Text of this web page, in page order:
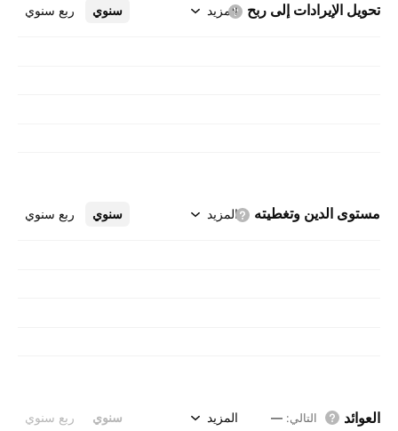
تحويل الإيرادات إلى ربح سنوي ربع سنوي المزيد
مستوى الدين وتغطيته سنوي ربع سنوي المزيد
العوائد التالي:
— سنوي ربع سنوي المزيد